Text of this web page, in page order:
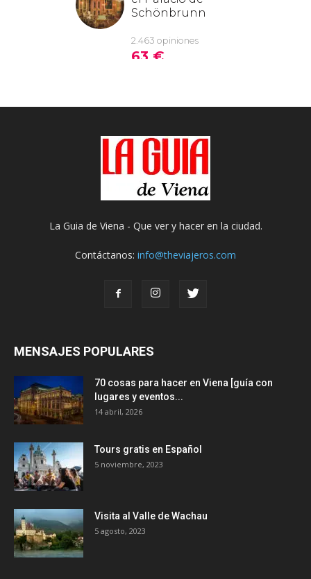
La Guia de Viena - Que ver y hacer en la ciudad.
Contáctanos: info@theviajeros.com
MENSAJES POPULARES
70 cosas para hacer en Viena [guía con
lugares y eventos...
14 abril, 2026
Tours gratis en Español
5 noviembre, 2023
Visita al Valle de Wachau
5 agosto, 2023